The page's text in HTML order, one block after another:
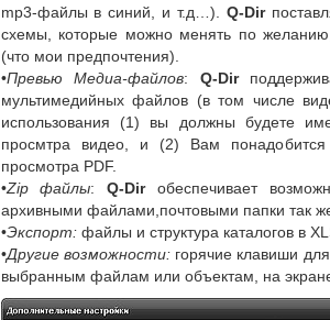
mp3-файлы в синий, и т.д…). Q-Dir
схемы, которые можно менять по
(что мои предпочтения).
•Превью Медиа-файлов: Q-Dir
мультимедийных файлов (в том числе
использования (1) вы должны будете
просмтра видео, и (2) Вам
просмотра PDF.
•Zip файлы:Q-Dirобеспечивает
архивными файлами,почтовыми папки так
•Экспорт:файлы и структура каталогов в
•Другие возможности:горячие клавиши
выбранным файлам или объектам, на экране